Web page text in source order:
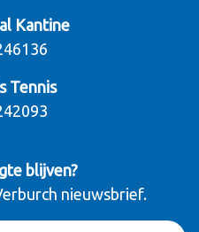
Kantine
Tennis
blijven?
nieuwsbrief.